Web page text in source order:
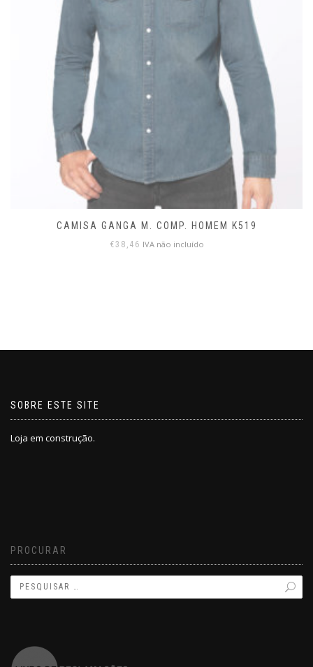
CAMISA GANGA M. COMP. HOMEM K519
€38,46 IVA não incluído
SOBRE ESTE SITE
Loja em construção.
PROCURAR